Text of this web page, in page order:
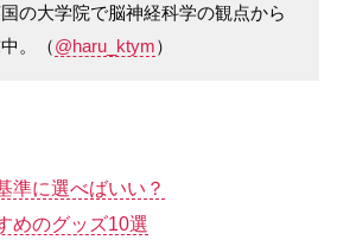
の大学院で脳神経科学の観点から
。（@haru_ktym）
準に選べばいい？
めのグッズ10選